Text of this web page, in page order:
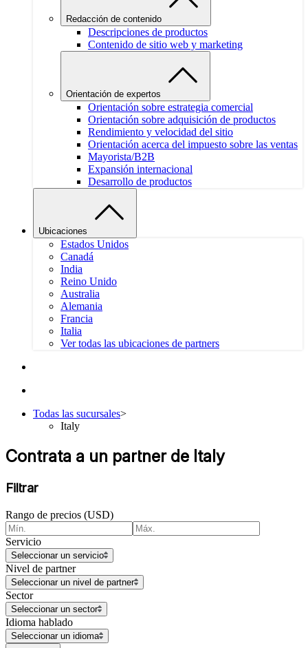
Redacción de contenido
Descripciones de productos
Contenido de sitio web y marketing
Orientación de expertos
Orientación sobre estrategia comercial
Orientación sobre adquisición de productos
Rendimiento y velocidad del sitio
Orientación acerca del impuesto sobre las ventas
Mayorista/B2B
Expansión internacional
Desarrollo de productos
Ubicaciones
Estados Unidos
Canadá
India
Reino Unido
Australia
Alemania
Francia
Italia
Ver todas las ubicaciones de partners
Todas las sucursales>
Italy
Contrata a un partner de Italy
Filtrar
Rango de precios (USD)
Servicio
Seleccionar un servicio
Nivel de partner
Seleccionar un nivel de partner
Sector
Seleccionar un sector
Idioma hablado
Seleccionar un idioma